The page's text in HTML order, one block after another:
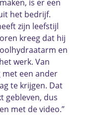
is er een
het bedrijf.
zijn leefstijl
kreeg dat hij
en
werk. Van
met een ander
te krijgen. Dat
gebleven, dus
met de video.”